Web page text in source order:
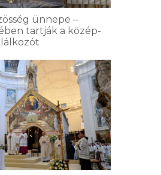
ünnepe –
tartják a közép-